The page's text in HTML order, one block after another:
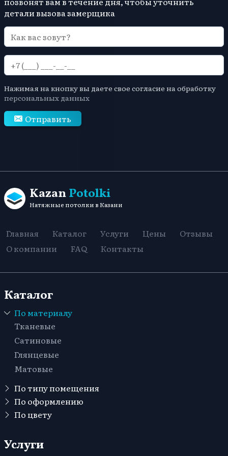
детали вызова замерщика
Нажимая на кнопку вы даете свое согласие на обработку
персональных данных
Отправить
KazanPotolki
Натяжные потолки в Казани
Главная Каталог Услуги Цены
Отзывы
О компании
FAQ Контакты
Каталог
По материалу
Тканевые
Сатиновые
Глянцевые
Матовые
По типу помещения
В детскую
Для офиса
В зал
По оформлению
Кривые линии
Одноуровневые
По цвету
Черные
Услуги